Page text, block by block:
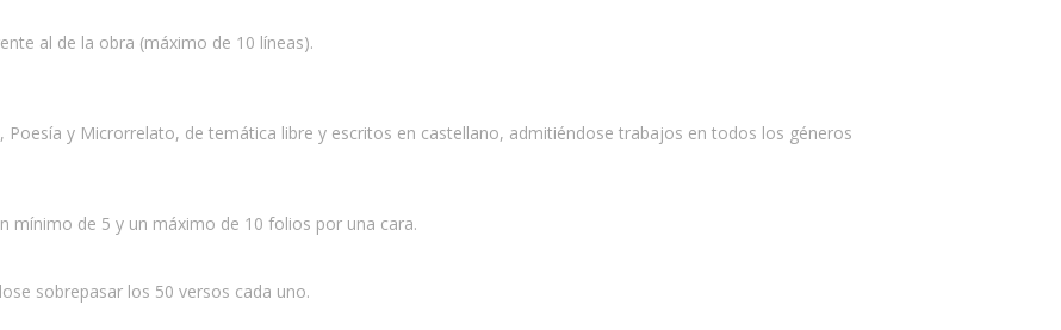
al de la obra (máximo de 10 líneas).
y Microrrelato, de temática libre y escritos en castellano, admitiéndose trabajos en todos los géneros
mínimo de 5 y un máximo de 10 folios por una cara.
sobrepasar los 50 versos cada uno.